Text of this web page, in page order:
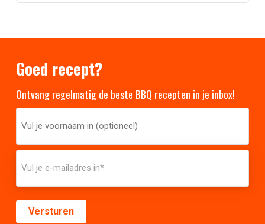
Goed recept?
Ontvang regelmatig de beste BBQ recepten in je inbox!